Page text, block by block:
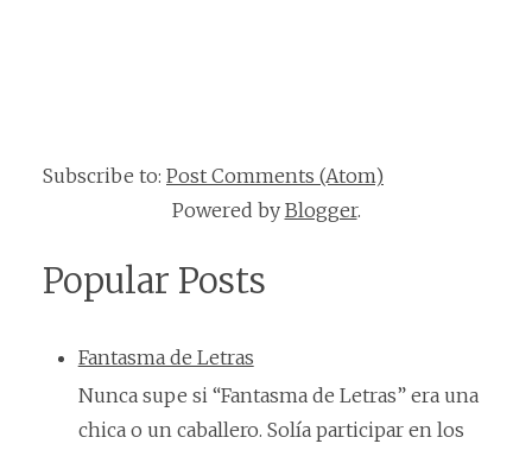
Subscribe to: Post Comments (Atom)
Powered by Blogger.
Popular Posts
Fantasma de Letras
Nunca supe si “Fantasma de Letras” era una
chica o un caballero. Solía participar en los